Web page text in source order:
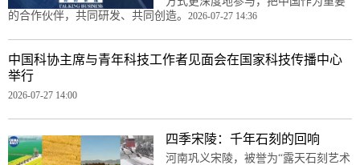
的合作伙伴，共同研发、共同创造。 2026-07-27 14:36
中国科协主席与青年科技工作者见面会在国家科技传播中心
举行
2026-07-27 14:00
四季宋陵：千年石刻的回响
河南巩义宋陵，被誉为“露天石刻艺术